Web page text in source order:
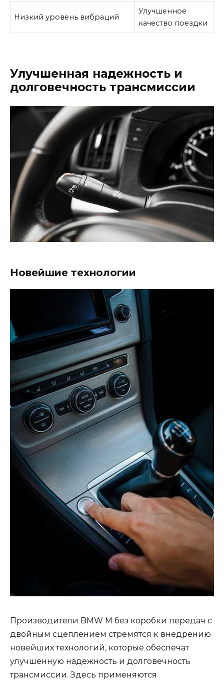
Низкий уровень вибраций
Улучшенное
качество поездки
Улучшенная надежность и
долговечность трансмиссии
Новейшие технологии
Производители BMW M без коробки передач с
двойным сцеплением стремятся к внедрению
новейших технологий, которые обеспечат
улучшенную надежность и долговечность
трансмиссии. Здесь применяются